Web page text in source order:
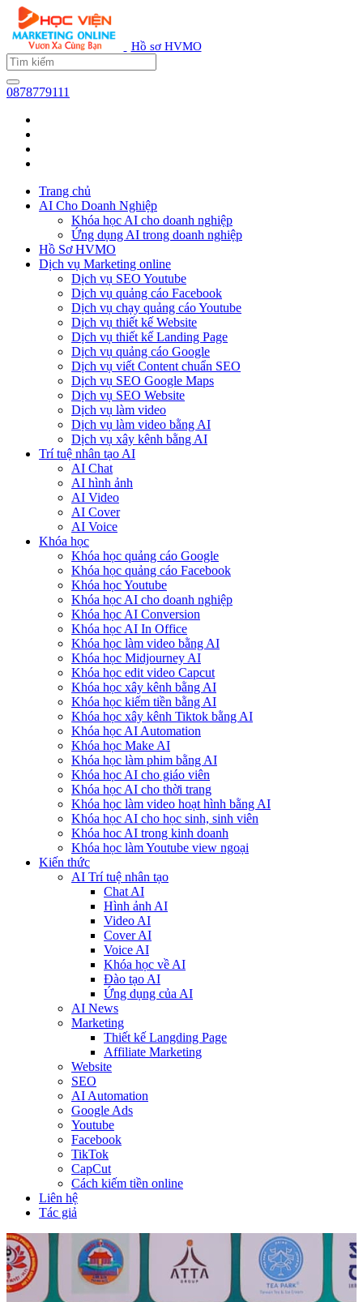
Hồ sơ HVMO
0878779111
Trang chủ
AI Cho Doanh Nghiệp
Khóa học AI cho doanh nghiệp
Ứng dụng AI trong doanh nghiệp
Hồ Sơ HVMO
Dịch vụ Marketing online
Dịch vụ SEO Youtube
Dịch vụ quảng cáo Facebook
Dịch vụ chạy quảng cáo Youtube
Dịch vụ thiết kế Website
Dịch vụ thiết kế Landing Page
Dịch vụ quảng cáo Google
Dịch vụ viết Content chuẩn SEO
Dịch vụ SEO Google Maps
Dịch vụ SEO Website
Dịch vụ làm video
Dịch vụ làm video bằng AI
Dịch vụ xây kênh bằng AI
Trí tuệ nhân tạo AI
AI Chat
AI hình ảnh
AI Video
AI Cover
AI Voice
Khóa học
Khóa học quảng cáo Google
Khóa học quảng cáo Facebook
Khóa học Youtube
Khóa học AI cho doanh nghiệp
Khóa học AI Conversion
Khóa học AI In Office
Khóa học làm video bằng AI
Khóa học Midjourney AI
Khóa học edit video Capcut
Khóa học xây kênh bằng AI
Khóa học kiếm tiền bằng AI
Khóa học xây kênh Tiktok bằng AI
Khóa học AI Automation
Khóa học Make AI
Khóa học làm phim bằng AI
Khóa học AI cho giáo viên
Khóa học AI cho thời trang
Khóa học làm video hoạt hình bằng AI
Khóa học AI cho học sinh, sinh viên
Khóa hoc AI trong kinh doanh
Khóa học làm Youtube view ngoại
Kiến thức
AI Trí tuệ nhân tạo
Chat AI
Hình ảnh AI
Video AI
Cover AI
Voice AI
Khóa học về AI
Đào tạo AI
Ứng dụng của AI
AI News
Marketing
Thiết kế Langding Page
Affiliate Marketing
Website
SEO
AI Automation
Google Ads
Youtube
Facebook
TikTok
CapCut
Cách kiếm tiền online
Liên hệ
Tác giả